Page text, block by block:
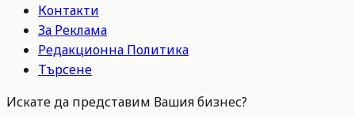
Контакти
За Реклама
Редакционна Политика
Търсене
Искате да представим Вашия бизнес?